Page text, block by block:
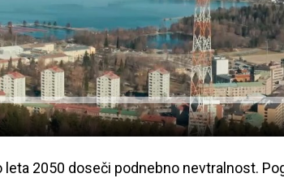
Predvajaj
leta 2050 doseči podnebno nevtralnost.